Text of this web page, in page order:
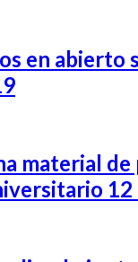
en abierto
material
12